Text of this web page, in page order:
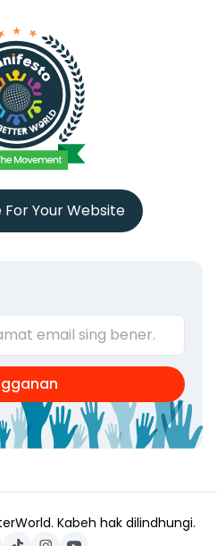
Your Website
Kabeh hak dilindhungi.